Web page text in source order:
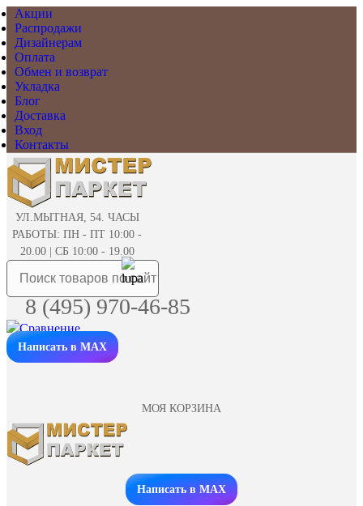
Акции
Распродажи
Дизайнерам
Оплата
Обмен и возврат
Укладка
Блог
Доставка
Вход
Контакты
УЛ.МЫТНАЯ, 54. ЧАСЫ
РАБОТЫ: ПН - ПТ 10:00 -
20.00 | СБ 10:00 - 19.00
8 (495) 970-46-85
Написать в MAX
МОЯ КОРЗИНА
Заказать звонок
Написать в MAX